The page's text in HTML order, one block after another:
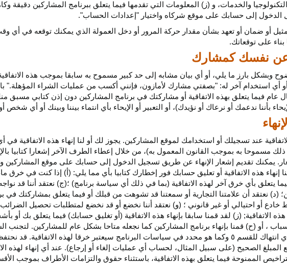
والخدمات، و (ز) المعلومات التي تقدمها فيما يتعلق ببرنامج المشاركين
إلى حسابك على موقع شركاه واختيار "إعدادات الحساب".
أو ضمان أو تعهد بشأن مقدار حركة المرور أو دخل العمولة الذي يمكنك توقعه في أي
بناء على توقعاتك.
وبشكل بارز ما يلي، أو أي بيان مشابه إلى حد كبير مسموح به سابقا بموجب هذه
أي استخدام آخر له: "بصفتي مشارك لأمازون، فإنني أكسب من عمليات الشراء المؤهلة."
عام فيما يتعلق بهذه الاتفاقية أو مشاركتك في برنامج المشاركين دون إذن كتابي مسبق
بأننا ندعمك أو نرعاك أو نؤيدك)، أو التعبير أو الإيحاء بأي انتماء بيننا وبينك أو أي
عند تسجيلك أو استخدامك لموقع المشاركين. يجوز لك أو لنا إنهاء هذه الاتفاقية
ذلك مسموحا به بموجب القانون المعمول به)، من خلال إعطاء الطرف الآخر إشعارا كتابيا
يمكنك تقديم إشعار الإنهاء عن طريق تسجيل الدخول إلى حسابك على موقع المشاركين
إنهاء هذه الاتفاقية أو تعليق حسابك فور إخطارك كتابيا بأي مما يلي: (أ) إذا كنت في
يتعلق بأي خرق آخر لهذه الاتفاقية (بما في ذلك أي سياسة برنامج) ؛(ج) نعتقد أننا قد
(د) نعتقد أن علامتنا التجارية أو سمعتنا قد تشوهت من قبلك أو فيما يتعلق بمشاركتك
خادع أو احتيالي أو غير قانوني ؛ (و) نعتقد أننا نخضع أو قد نخضع لمتطلبات تحصيل الضرائب
الاتفاقية; (ز) لقد قمنا سابقا بإنهاء هذه الاتفاقية (أو تغليق حسابك) فيما يتعلق بك
، أو (ح) قمنا بإنهاء برنامج المشاركين كما نجعله متاحا بشكل عام للمشاركين.
السابق (أ)، فإن أي انتهاك للقسم ٥ وكما هو محدد في سياسات البرنامج سيعتبر خرقا لهذه
المبلغ الصحيح (على سبيل المثال، لحساب أي عمليات إلغاء أو إرجاع). عند أي إنهاء لهذه
الممنوحة فيما يتعلق بهذه
الاتفاقية، باستثناء حقوق والتزامات الأطراف بموجب